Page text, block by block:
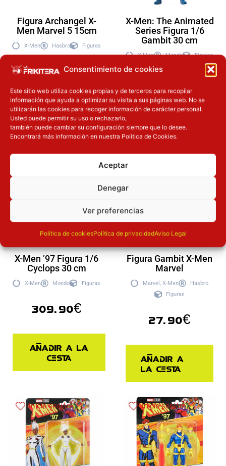
Consentimiento de cookies
Este sitio web utiliza cookies propias y de terceros para recopilar
información que ayuda a optimizar su visita a sus páginas web. No se
utilizarán las cookies para recoger información de carácter personal.
Usted puede permitir su uso o rechazarlo,
también puede cambiar su configuración siempre que lo desee.
Encontrará más información en nuestra Política de Cookies.
Aceptar
Denegar
Ver preferencias
Política de cookiesPolítica de privacidadAviso Legal
Figura Archangel X-
Men Marvel 5 15cm
X-Men Hasbro Figuras
43.90€
Añadir a la
cesta
X-Men: The Animated
Series Figura 1/6
Gambit 30 cm
X-Men Mondo Figuras
cesta
X-Men ’97 Figura 1/6
Cyclops 30 cm
X-Men Mondo Figuras
309.90€
Añadir a la
cesta
Figura Gambit X-Men
Marvel
Marvel , X-Men
Hasbro
Figuras
27.90€
Añadir a
la cesta
Inicie sesión Inicie sesión